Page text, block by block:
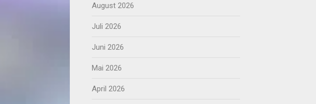
August 2026
Juli 2026
Juni 2026
Mai 2026
April 2026